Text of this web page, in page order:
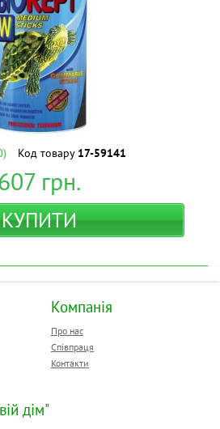
Код товару 17-59141
грн.
КУПИТИ
Компанія
Про нас
Співпраця
Контакти
дім"